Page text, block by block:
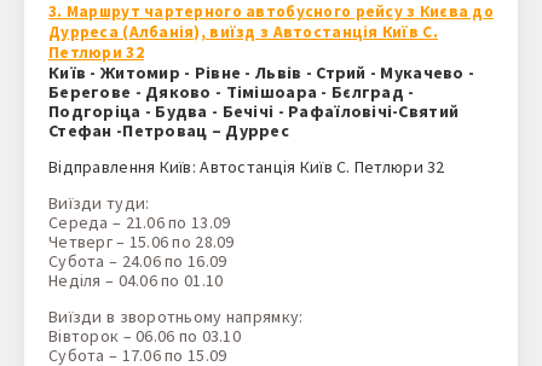
3. Маршрут чартерного автобусного рейсу з Києва до
Дурреса (Албанія), виїзд з Автостанція Київ С.
Петлюри 32
Київ - Житомир - Рівне - Львів - Стрий - Мукачево -
Берегове - Дяково - Тімішоара - Бєлград -
Подгоріца - Будва - Бечічі - Рафаїловічі-Святий
Стефан -Петровац – Дуррес
Відправлення Київ: Автостанція Київ С. Петлюри 32
Виїзди туди:
Середа – 21.06 по 13.09
Четверг – 15.06 по 28.09
Субота – 24.06 по 16.09
Неділя – 04.06 по 01.10
Виїзди в зворотньому напрямку:
Вівторок – 06.06 по 03.10
Субота – 17.06 по 15.09